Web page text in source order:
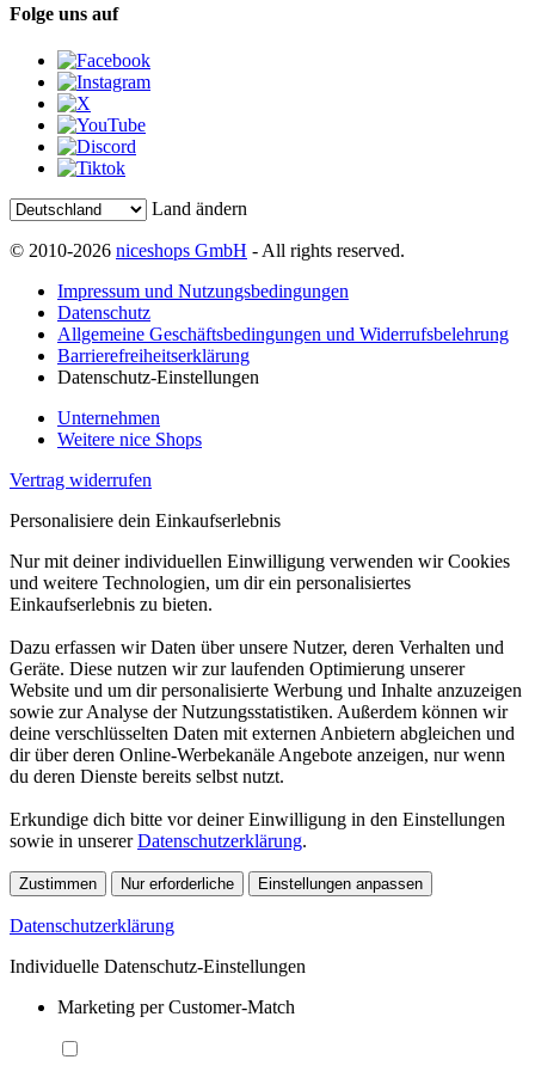
Folge uns auf
Land ändern
© 2010-2026 niceshops GmbH - All rights reserved.
Impressum und Nutzungsbedingungen
Datenschutz
Allgemeine Geschäftsbedingungen und Widerrufsbelehrung
Barrierefreiheitserklärung
Datenschutz-Einstellungen
Unternehmen
Weitere nice Shops
Vertrag widerrufen
Personalisiere dein Einkaufserlebnis
Nur mit deiner individuellen Einwilligung verwenden wir Cookies
und weitere Technologien, um dir ein personalisiertes
Einkaufserlebnis zu bieten.
Dazu erfassen wir Daten über unsere Nutzer, deren Verhalten und
Geräte. Diese nutzen wir zur laufenden Optimierung unserer
Website und um dir personalisierte Werbung und Inhalte anzuzeigen
sowie zur Analyse der Nutzungsstatistiken. Außerdem können wir
deine verschlüsselten Daten mit externen Anbietern abgleichen und
dir über deren Online-Werbekanäle Angebote anzeigen, nur wenn
du deren Dienste bereits selbst nutzt.
Erkundige dich bitte vor deiner Einwilligung in den Einstellungen
sowie in unsererDatenschutzerklärung.
Zustimmen Nur erforderliche Einstellungen anpassen
Datenschutzerklärung
Individuelle Datenschutz-Einstellungen
Marketing per Customer-Match